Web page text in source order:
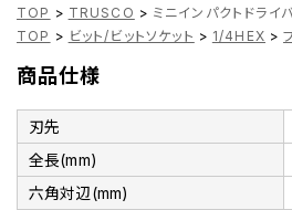
TOP > TRUSCO > ミニインパクトドラ
TOP > ビット/ビットソケット > 1/4HEX >
商品仕様
刃先
全長(mm)
六角対辺(mm)